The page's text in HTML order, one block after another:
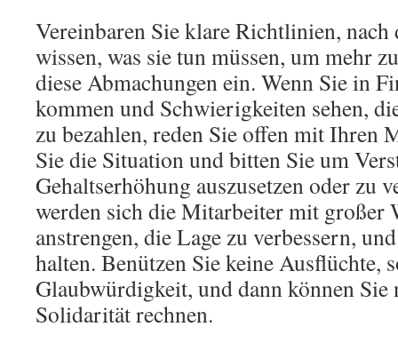
Vereinbaren Sie klare Richtlinien, nach
wissen, was sie tun müssen, um mehr
diese Abmachungen ein. Wenn Sie in
kommen und Schwierigkeiten sehen,
zu bezahlen, reden Sie offen mit Ihren
Sie die Situation und bitten Sie um
Gehaltserhöhung auszusetzen oder zu
werden sich die Mitarbeiter mit großer
anstrengen, die Lage zu verbessern,
halten. Benützen Sie keine Ausflüchte,
Glaubwürdigkeit, und dann können
Solidarität rechnen.